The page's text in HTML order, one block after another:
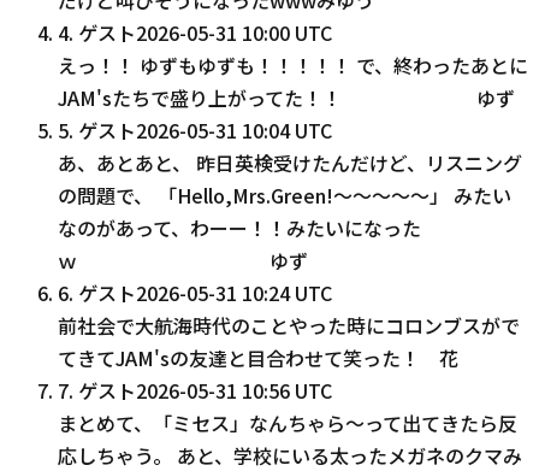
4. ゲスト2026-05-31 10:00 UTC
えっ！！ ゆずもゆずも！！！！！ で、終わったあとに
JAM'sたちで盛り上がってた！！ ゆず
5. ゲスト2026-05-31 10:04 UTC
あ、あとあと、 昨日英検受けたんだけど、リスニング
の問題で、 「Hello,Mrs.Green!〜〜〜〜〜」 みたい
なのがあって、わーー！！みたいになった
ｗ ゆず
6. ゲスト2026-05-31 10:24 UTC
前社会で大航海時代のことやった時にコロンブスがで
てきてJAM'sの友達と目合わせて笑った！ 花
7. ゲスト2026-05-31 10:56 UTC
まとめて、「ミセス」なんちゃら〜って出てきたら反
応しちゃう。 あと、学校にいる太ったメガネのクマみ